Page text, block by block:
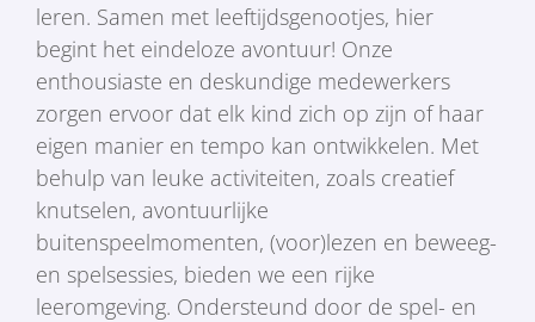
leren. Samen met leeftijdsgenootjes, hier
begint het eindeloze avontuur! Onze
enthousiaste en deskundige medewerkers
zorgen ervoor dat elk kind zich op zijn of haar
eigen manier en tempo kan ontwikkelen. Met
behulp van leuke activiteiten, zoals creatief
knutselen, avontuurlijke
buitenspeelmomenten, (voor)lezen en beweeg-
en spelsessies, bieden we een rijke
leeromgeving. Ondersteund door de spel- en